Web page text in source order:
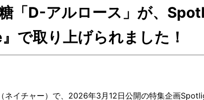
「D-アルロース」が、
で取り上げられました！
ネイチャー）で、2026年3月12日公開の特集企画